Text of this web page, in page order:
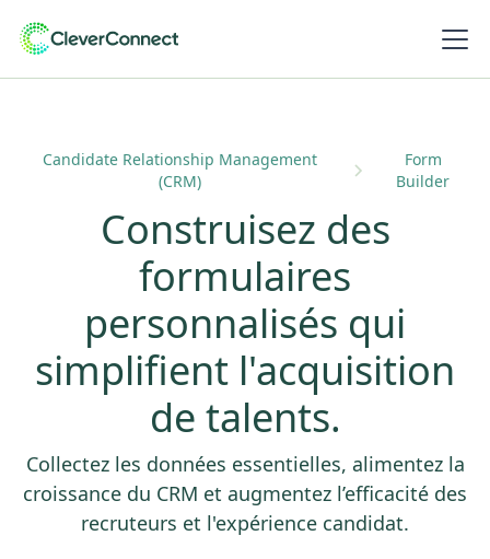
Candidate Relationship Management
(CRM)
Form
Builder
Construisez des
formulaires
personnalisés qui
simplifient l'acquisition
de talents.
Collectez les données essentielles, alimentez la
croissance du CRM et augmentez l’efficacité des
recruteurs et l'expérience candidat.